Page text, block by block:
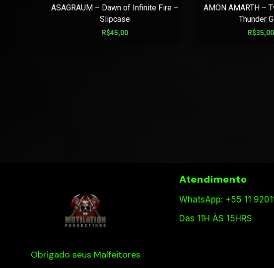
ASAGRAUM – Dawn of Infinite Fire –
Slipcase
R$45,00
AMON AMARTH –
Thunder
R$35,00
Obrigado seus Malfeitores
Atendimento
WhatsApp: +55 11
Das 11H ÀS 15HRS